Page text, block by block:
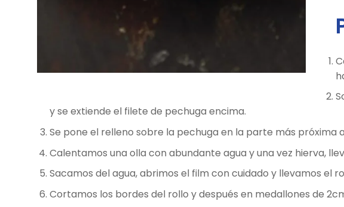
y se extiende el filete de pechuga encima.
Se pone el relleno sobre la pechuga en la parte más próxima
Calentamos una olla con abundante agua y una vez hierva,
Sacamos del agua, abrimos el film con cuidado y llevamos el
Cortamos los bordes del rollo y después en medallones de